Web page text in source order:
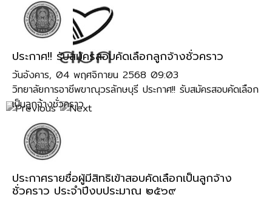
ประกาศ!! รับสมัครสอบคัดเลือกลูกจ้างชั่วคราว
วันอังคาร, 04 พฤศจิกายน 2568 09:03
วิทยาลัยการอาชีพขาณุวรลักษบุรี ประกาศ!! รับสมัครสอบคัดเลือก
เป็นลูกจ้างชั่วคราว
ประกาศรายชื่อผู้มีสิทธิเข้าสอบคัดเลือกเป็นลูกจ้าง
ชั่วคราว ประจำปีงบประมาณ ๒๕๖๙